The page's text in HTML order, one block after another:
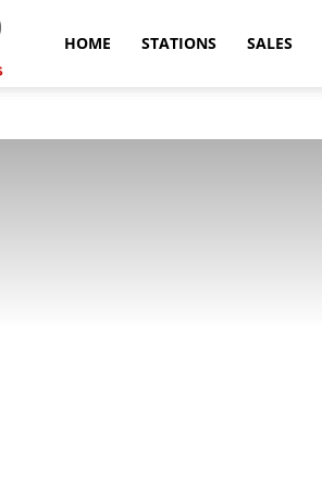
HOME STATIONS SALES